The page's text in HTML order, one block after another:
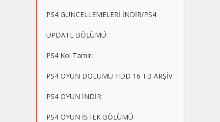
PS4 GÜNCELLEMELERİ İNDİR/PS4
UPDATE BÖLÜMÜ
PS4 Kol Tamiri
PS4 OYUN DOLUMU HDD 16 TB ARŞİV
PS4 OYUN İNDİR
PS4 OYUN İSTEK BÖLÜMÜ